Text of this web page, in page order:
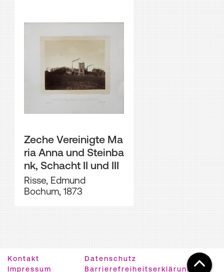
Zeche Vereinigte Ma
ria Anna und Steinba
nk, Schacht II und III
Risse, Edmund
Bochum, 1873
Kontakt
Datenschutz
Impressum
Barrierefreiheitserklärung